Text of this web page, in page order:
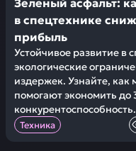
Зеленый асфальт:
в спецтехнике
прибыль
Устойчивое развитие в
экологические
издержек. Узнайте,
помогают экономить
конкурентоспособность.
Техника